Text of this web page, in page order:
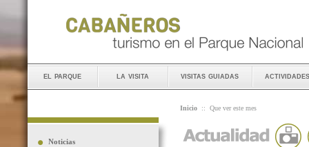
el parque la visita visitas guiadas actividades
Noticias
Inicio :: Que ver este mes